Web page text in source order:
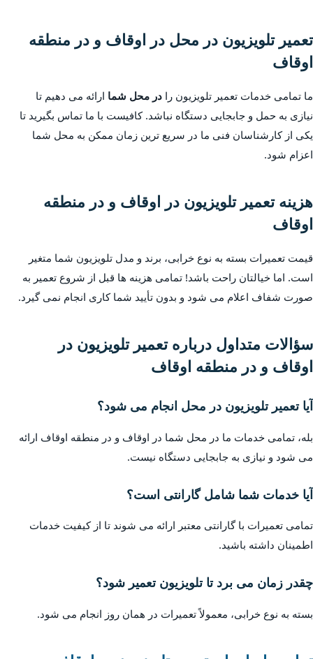
تعمیر تلویزیون در محل در اوقاف و در منطقه
اوقاف
ما تمامی خدمات تعمیر تلویزیون را در محل شما ارائه می دهیم تا
نیازی به حمل و جابجایی دستگاه نباشد. کافیست با ما تماس بگیرید تا
یکی از کارشناسان فنی ما در سریع ترین زمان ممکن به محل شما
اعزام شود.
هزینه تعمیر تلویزیون در اوقاف و در منطقه
اوقاف
قیمت تعمیرات بسته به نوع خرابی، برند و مدل تلویزیون شما متغیر
است. اما خیالتان راحت باشد! تمامی هزینه ها قبل از شروع تعمیر به
صورت شفاف اعلام می شود و بدون تأیید شما کاری انجام نمی گیرد.
سؤالات متداول درباره تعمیر تلویزیون در
اوقاف و در منطقه اوقاف
آیا تعمیر تلویزیون در محل انجام می شود؟
بله، تمامی خدمات ما در محل شما در اوقاف و در منطقه اوقاف ارائه
می شود و نیازی به جابجایی دستگاه نیست.
آیا خدمات شما شامل گارانتی است؟
تمامی تعمیرات با گارانتی معتبر ارائه می شوند تا از کیفیت خدمات
اطمینان داشته باشید.
چقدر زمان می برد تا تلویزیون تعمیر شود؟
بسته به نوع خرابی، معمولاً تعمیرات در همان روز انجام می شود.